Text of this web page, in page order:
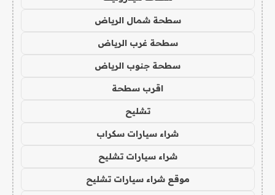
سطحة شمال الرياض
سطحة غرب الرياض
سطحة جنوب الرياض
اقرب سطحة
تشليح
شراء سيارات سكراب
شراء سيارات تشليح
موقع شراء سيارات تشليح